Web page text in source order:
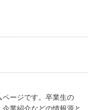
ージです。卒業生の